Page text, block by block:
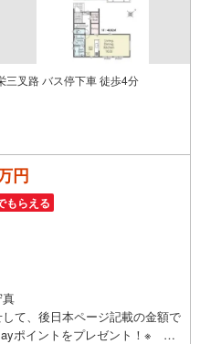
三叉路 バス停下車 徒歩4分
円
もらえる
真
て、後日本ページ記載の金額で
ポイントをプレゼント！※ 条